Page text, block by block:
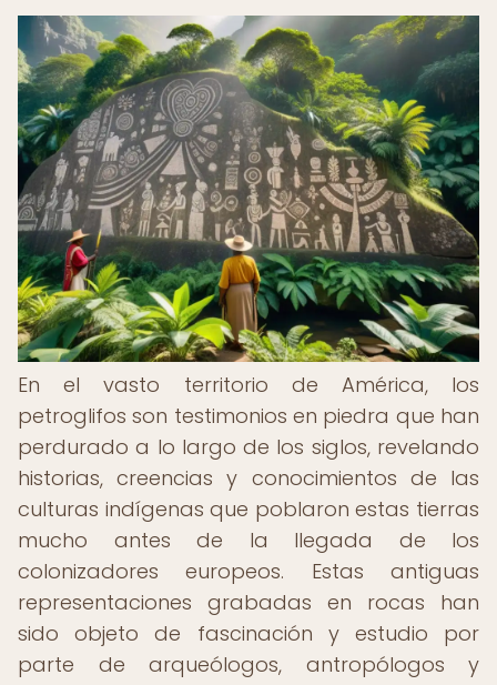
En el vasto territorio de América, los
petroglifos son testimonios en piedra que han
perdurado a lo largo de los siglos, revelando
historias, creencias y conocimientos de las
culturas indígenas que poblaron estas tierras
mucho antes de la llegada de los
colonizadores europeos. Estas antiguas
representaciones grabadas en rocas han
sido objeto de fascinación y estudio por
parte de arqueólogos, antropólogos y